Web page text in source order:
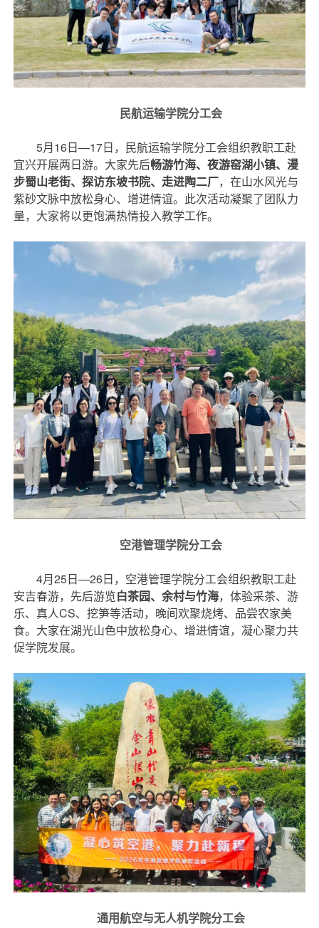
民航运输学院分工会
5月16日—17日，民航运输学院分工会组织教职工赴
宜兴开展两日游。大家先后畅游竹海、夜游窑湖小镇、漫
步蜀山老街、探访东坡书院、走进陶二厂，在山水风光与
紫砂文脉中放松身心、增进情谊。此次活动凝聚了团队力
量，大家将以更饱满热情投入教学工作。
空港管理学院分工会
4月25日—26日，空港管理学院分工会组织教职工赴
安吉春游，先后游览白茶园、余村与竹海，体验采茶、游
乐、真人CS、挖笋等活动，晚间欢聚烧烤、品尝农家美
食。大家在湖光山色中放松身心、增进情谊，凝心聚力共
促学院发展。
通用航空与无人机学院分工会